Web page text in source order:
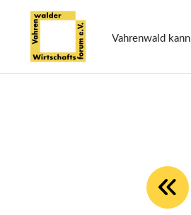
Vahrenwald